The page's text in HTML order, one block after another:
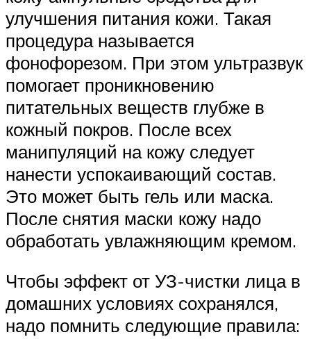
улучшения питания кожи. Такая
процедура называется
фонофорезом. При этом ультразвук
помогает проникновению
питательных веществ глубже в
кожный покров. После всех
манипуляций на кожу следует
нанести успокаивающий состав.
Это может быть гель или маска.
После снятия маски кожу надо
обработать увлажняющим кремом.
Чтобы эффект от УЗ-чистки лица в
домашних условиях сохранялся,
надо помнить следующие правила: